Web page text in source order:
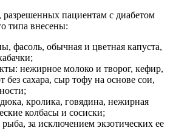
разрешенных пациентам с диабетом
типа внесены:
фасоль, обычная и цветная капуста,
нежирное молоко и творог, кефир,
без сахара, сыр тофу на основе сои,
кролика, говядина, нежирная
колбасы и сосиски;
рыба, за исключением экзотических ее